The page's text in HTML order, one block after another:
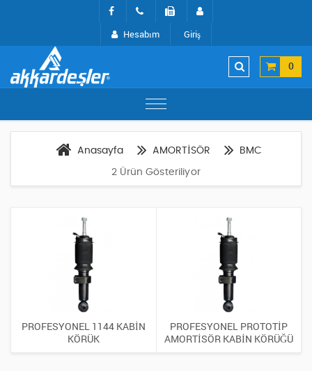
Hesabım Giriş
0
Anasayfa AMORTİSÖR BMC
2 Ürün Gösteriliyor
PROFESYONEL 1144 KABİN
KÖRÜK
PROFESYONEL PROTOTİP
AMORTİSÖR KABİN KÖRÜĞÜ